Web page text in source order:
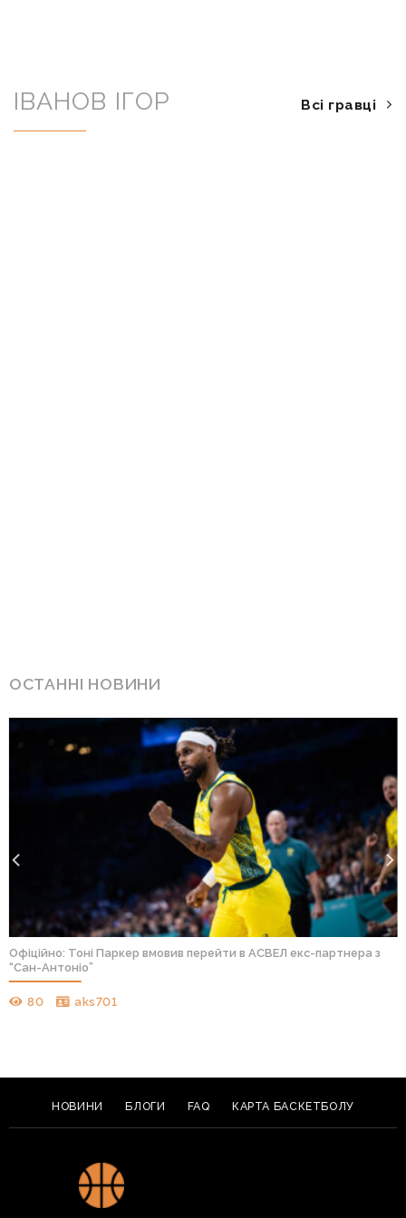
ІВАНОВ ІГОР Всі гравці
ОСТАННІ НОВИНИ
Офіційно: Тоні Паркер вмовив перейти в АСВЕЛ екс-партнера з
“Сан-Антоніо”
80 aks701
НОВИНИ БЛОГИ FAQ КАРТА БАСКЕТБОЛУ